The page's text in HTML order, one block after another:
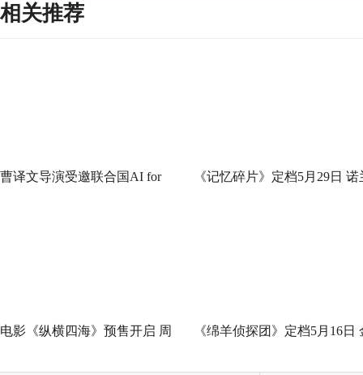
相关推荐
曹译文导演受邀联合国AI for 《记忆碎片》定档5月29日 诺
电影《纵横四海》预售开启 周 《绵羊侦探团》定档5月16日